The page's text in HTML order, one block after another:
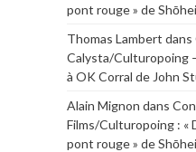
pont rouge » de
Thomas Lambert dans
Calysta/Culturopoing
à OK Corral de John
Alain Mignon dans
Films/Culturopoing : «
pont rouge » de